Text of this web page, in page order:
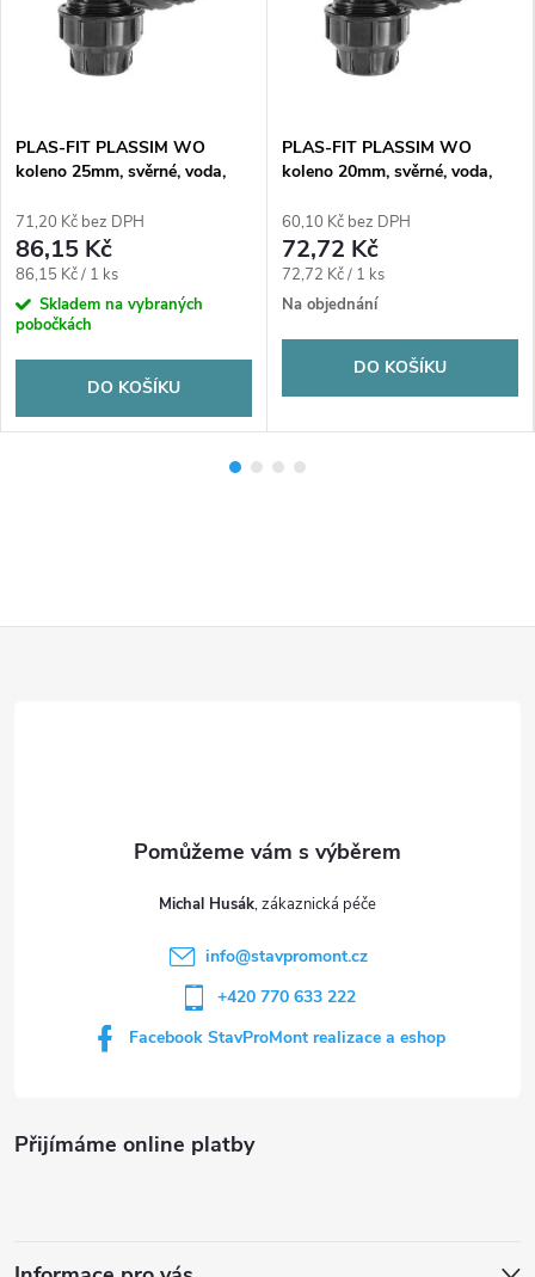
PLAS-FIT PLASSIM WO
koleno 25mm, svěrné, voda,
71,20 Kč bez DPH
86,15 Kč
Měrná
cena:
86,15 Kč / 1 ks
Skladem na vybraných
pobočkách
DO KOŠÍKU
PLAS-FIT PLASSIM WO
koleno 20mm, svěrné, voda,
60,10 Kč bez DPH
72,72 Kč
Měrná
cena:
72,72 Kč / 1 ks
Na objednání
DO KOŠÍKU
Přijímáme online platby
Michal Husák
info@stavpromont.cz
+420 770 633 222
Facebook StavProMont realizace a eshop